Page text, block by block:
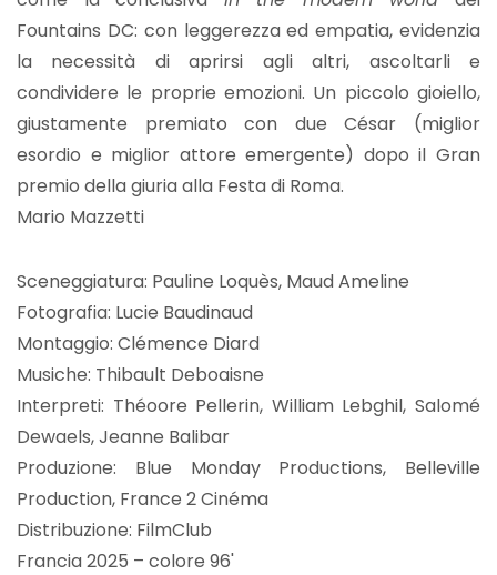
Fountains DC: con leggerezza ed empatia, evidenzia
la necessità di aprirsi agli altri, ascoltarli e
condividere le proprie emozioni. Un piccolo gioiello,
giustamente premiato con due César (miglior
esordio e miglior attore emergente) dopo il Gran
premio della giuria alla Festa di Roma.
Mario Mazzetti
Sceneggiatura: Pauline Loquès, Maud Ameline
Fotografia: Lucie Baudinaud
Montaggio: Clémence Diard
Musiche: Thibault Deboaisne
Interpreti: Théoore Pellerin, William Lebghil, Salomé
Dewaels, Jeanne Balibar
Produzione: Blue Monday Productions, Belleville
Production, France 2 Cinéma
Distribuzione: FilmClub
Francia 2025 – colore 96'